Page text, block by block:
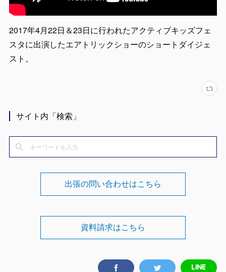
2017年4月22日＆23日に行われたアクティブキッズフェ
スタに出演したエアトリックショーのショートダイジェ
スト。
サイト内「検索」
出張の問い合わせはこちら
資料請求はこちら